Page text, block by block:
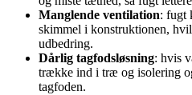
Manglende ventilation: fugt
skimmel i konstruktionen,
udbedring.
Dårlig tagfodsløsning: hvis
trække ind i træ og isolering
tagfoden.